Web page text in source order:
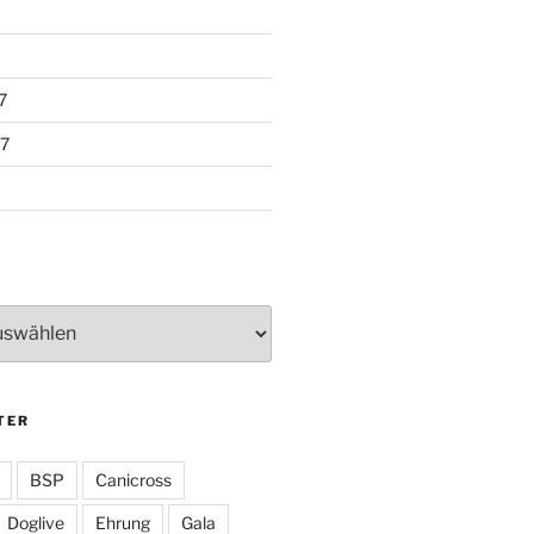
BSP Canicross
Doglive Ehrung Gala